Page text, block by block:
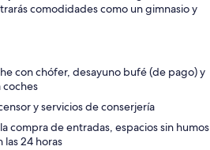
comodidades como un gimnasio y
con chófer, desayuno bufé (de pago) y
coches
y servicios de conserjería
compra de entradas, espacios sin humos
24 horas